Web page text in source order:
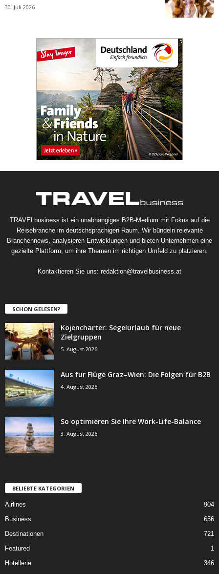
30. Juli 2026
TRAVELbusiness ist ein unabhängiges B2B-Medium mit Fokus auf die
Reisebranche im deutschsprachigen Raum. Wir bündeln relevante
Branchennews, analysieren Entwicklungen und bieten Unternehmen eine
gezielte Plattform, um ihre Themen im richtigen Umfeld zu platzieren.
Kontaktieren Sie uns: redaktion@travelbusiness.at
SCHON GELESEN?
Kojencharter: Segelurlaub für neue
Zielgruppen
5. August 2026
Aus für Flüge Graz–Wien: Die Folgen für B2B
4. August 2026
So optimieren Sie Ihre Work-Life-Balance
3. August 2026
BELIEBTE KATEGORIEN
Airlines
904
Business
656
Destinationen
721
Featured
1
Hotellerie
346